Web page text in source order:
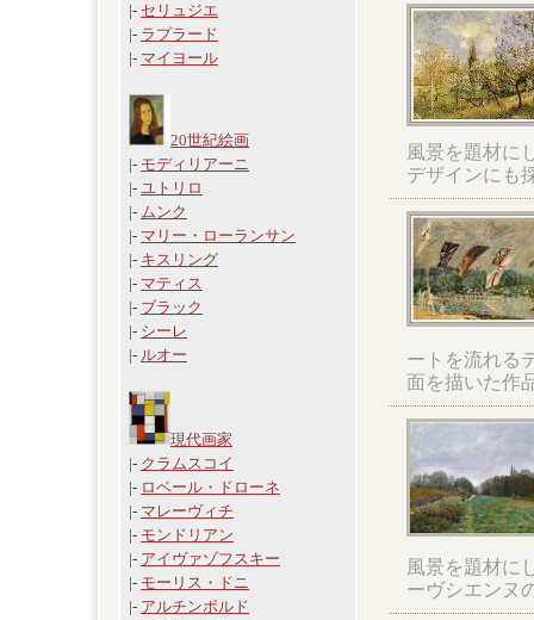
|- セリュジエ
|- ラプラード
|- マイヨール
20世紀絵画
|- モディリアーニ
|- ユトリロ
|- ムンク
|- マリー・ローランサン
|- キスリング
|- マティス
|- ブラック
|- シーレ
|- ルオー
現代画家
|- クラムスコイ
|- ロベール・ドローネ
|- マレーヴィチ
|- モンドリアン
|- アイヴァゾフスキー
|- モーリス・ドニ
|- アルチンボルド
風景を題材に
デザインにも
ートを流れる
面を描いた作
風景を題材に
ーヴシエンヌ